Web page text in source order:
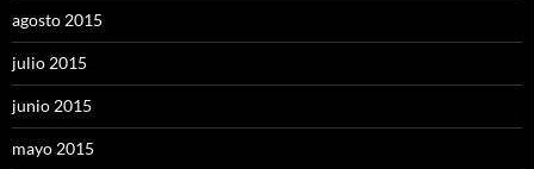
agosto 2015
julio 2015
junio 2015
mayo 2015